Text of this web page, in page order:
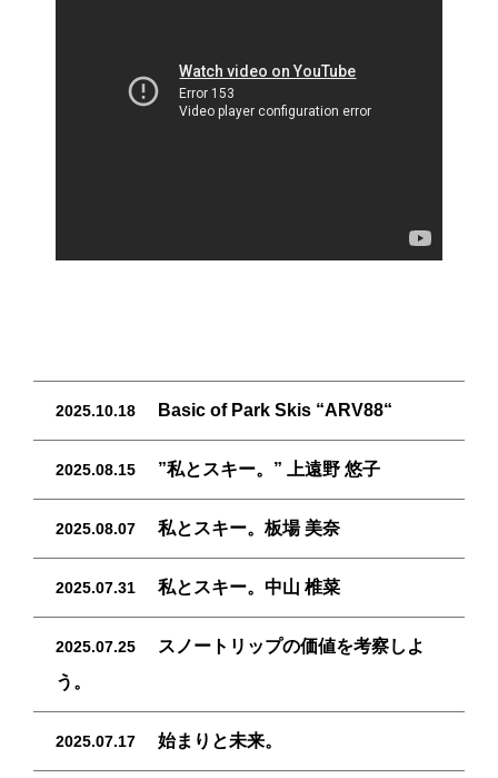
2025.10.18 Basic of Park Skis “ARV88“
2025.08.15 ”私とスキー。” 上遠野 悠子
2025.08.07 私とスキー。板場 美奈
2025.07.31 私とスキー。中山 椎菜
2025.07.25
スノートリップの価値を考察しよ
う。
2025.07.17 始まりと未来。